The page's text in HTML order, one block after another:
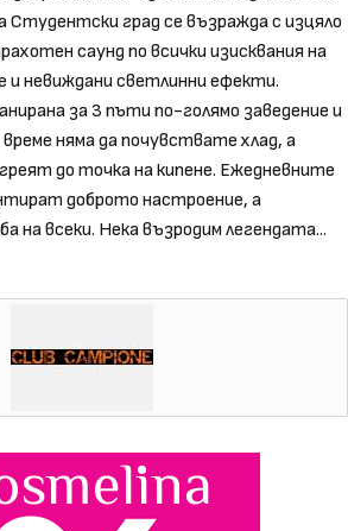
Студентски град се възражда с изцяло
саунд по всички изисквания на
и невиждани светлинни ефекти.
за 3 пъти по-голямо заведение и
няма да почувствате хлад, а
до точка на кипене. Ежедневните
доброто настроение, а
на всеки. Нека възродим легендата...